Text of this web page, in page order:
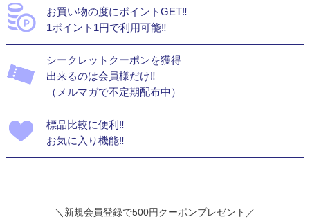
お買い物の度にポイントGET‼
1ポイント1円で利用可能‼
シークレットクーポンを獲得
出来るのは会員様だけ‼
（メルマガで不定期配布中）
標品比較に便利‼
お気に入り機能‼
＼新規会員登録で500円クーポンプレゼント／